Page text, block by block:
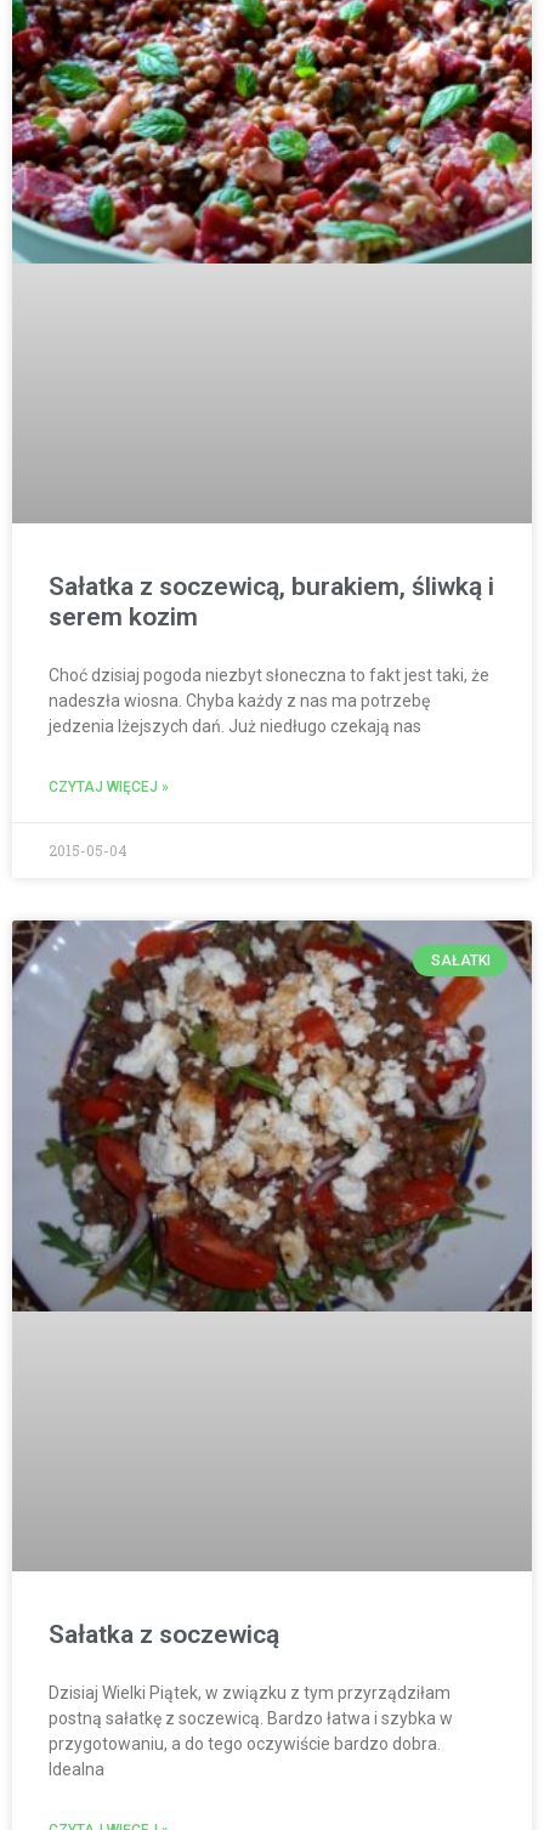
Sałatka z soczewicą, burakiem, śliwką i
serem kozim
Choć dzisiaj pogoda niezbyt słoneczna to fakt jest taki, że
nadeszła wiosna. Chyba każdy z nas ma potrzebę
jedzenia lżejszych dań. Już niedługo czekają nas
CZYTAJ WIĘCEJ »
2015-05-04
SAŁATKI
Sałatka z soczewicą
Dzisiaj Wielki Piątek, w związku z tym przyrządziłam
postną sałatkę z soczewicą. Bardzo łatwa i szybka w
przygotowaniu, a do tego oczywiście bardzo dobra.
Idealna